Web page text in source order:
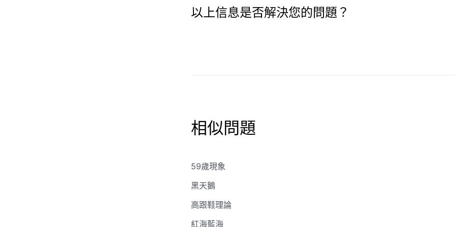
以上信息是否解決您的問題？
相似問題
59歲現象
黑天鵝
高跟鞋理論
紅海藍海